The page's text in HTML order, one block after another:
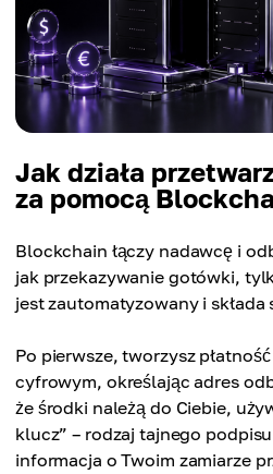
Jak działa
za pomocą
Blockchain łączy nadawcę i
jak przekazywanie gotówki,
jest zautomatyzowany i
Po pierwsze, tworzysz
cyfrowym, określając adres
że środki należą do Ciebie,
klucz” – rodzaj tajnego
informacja o Twoim zamiarze